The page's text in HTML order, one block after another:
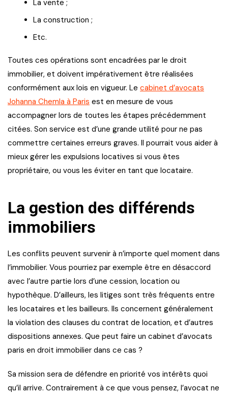
La vente ;
La construction ;
Etc.
Toutes ces opérations sont encadrées par le droit
immobilier, et doivent impérativement être réalisées
conformément aux lois en vigueur. Le cabinet d’avocats
Johanna Chemla à Paris est en mesure de vous
accompagner lors de toutes les étapes précédemment
citées. Son service est d’une grande utilité pour ne pas
commettre certaines erreurs graves. Il pourrait vous aider à
mieux gérer les expulsions locatives si vous êtes
propriétaire, ou vous les éviter en tant que locataire.
La gestion des différends
immobiliers
Les conflits peuvent survenir à n’importe quel moment dans
l’immobilier. Vous pourriez par exemple être en désaccord
avec l’autre partie lors d’une cession, location ou
hypothèque. D’ailleurs, les litiges sont très fréquents entre
les locataires et les bailleurs. Ils concernent généralement
la violation des clauses du contrat de location, et d’autres
dispositions annexes. Que peut faire un cabinet d’avocats
paris en droit immobilier dans ce cas ?
Sa mission sera de défendre en priorité vos intérêts quoi
qu’il arrive. Contrairement à ce que vous pensez, l’avocat ne